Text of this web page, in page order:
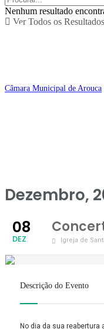
Nenhum resultado
Ver Todos os Resultados
Câmara Municipal de Arouca
Dezembro,
08
DEZ Igreja de
Descrição do Evento
No dia da sua reabertura